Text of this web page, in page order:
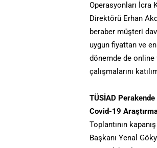
Operasyonları İcra
Direktörü Erhan
beraber müşteri
uygun fiyattan ve
dönemde de
çalışmalarını
TÜSİAD Perakende
Covid-19
Toplantının
Başkanı Yenal